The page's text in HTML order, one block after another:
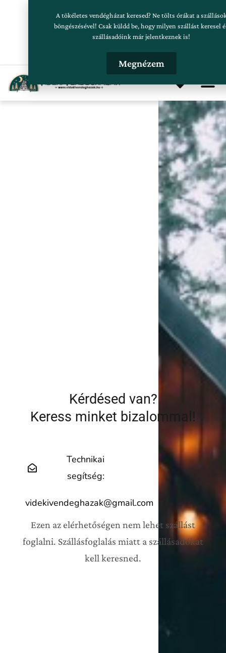
Szálláskeresés beküldése
Kérdésed van?
Keress minket bizalommal!
Technikai
segítség:
videkivendeghazak@gmail.com
Ezen az elérhetőségen nem lehet szállást
foglalni. Szállásfoglalás miatt a szállásadókat
kell keresned.
A tökéletes vendégházat keresed? Ne tölts órákat a
böngészésével! Csak küldd be, hogy milyen szállást keresel
szállásadóink már jelentkeznek is!
Megnézem